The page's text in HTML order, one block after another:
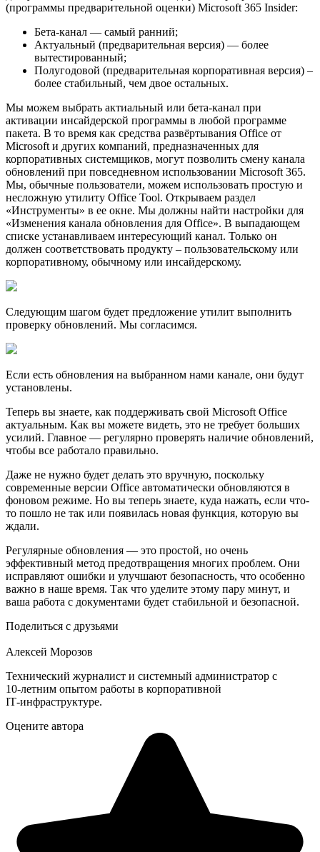
(программы предварительной оценки) Microsoft 365 Insider:
Бета-канал — самый ранний;
Актуальный (предварительная версия) — более
вытестированный;
Полугодовой (предварительная корпоративная версия) –
более стабильный, чем двое остальных.
Мы можем выбрать актиальный или бета-канал при
активации инсайдерской программы в любой программе
пакета. В то время как средства развёртывания Office от
Microsoft и других компаний, предназначенных для
корпоративных системщиков, могут позволить смену канала
обновлений при повседневном использовании Microsoft 365.
Мы, обычные пользователи, можем использовать простую и
несложную утилиту Office Tool. Открываем раздел
«Инструменты» в ее окне. Мы должны найти настройки для
«Изменения канала обновления для Office». В выпадающем
списке устанавливаем интересующий канал. Только он
должен соответствовать продукту – пользовательскому или
корпоративному, обычному или инсайдерскому.
Следующим шагом будет предложение утилит выполнить
проверку обновлений. Мы согласимся.
Если есть обновления на выбранном нами канале, они будут
установлены.
Теперь вы знаете, как поддерживать свой Microsoft Office
актуальным. Как вы можете видеть, это не требует больших
усилий. Главное — регулярно проверять наличие обновлений,
чтобы все работало правильно.
Даже не нужно будет делать это вручную, поскольку
современные версии Office автоматически обновляются в
фоновом режиме. Но вы теперь знаете, куда нажать, если что-
то пошло не так или появилась новая функция, которую вы
ждали.
Регулярные обновления — это простой, но очень
эффективный метод предотвращения многих проблем. Они
исправляют ошибки и улучшают безопасность, что особенно
важно в наше время. Так что уделите этому пару минут, и
ваша работа с документами будет стабильной и безопасной.
Поделиться с друзьями
Алексей Морозов
Технический журналист и системный администратор с
10‑летним опытом работы в корпоративной
IT‑инфраструктуре.
Оцените автора